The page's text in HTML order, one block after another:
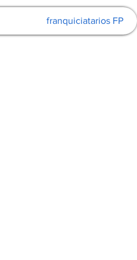
franquiciatarios FP